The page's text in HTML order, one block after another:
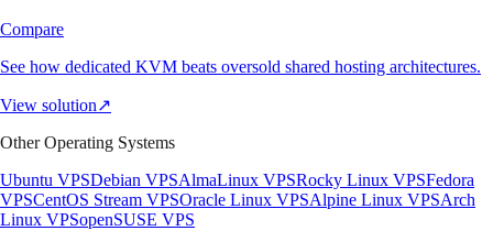
Compare
See how dedicated KVM beats oversold shared hosting architectures.
View solution↗
Other Operating Systems
Ubuntu VPSDebian VPSAlmaLinux VPSRocky Linux VPSFedora
VPSCentOS Stream VPSOracle Linux VPSAlpine Linux VPSArch
Linux VPSopenSUSE VPS